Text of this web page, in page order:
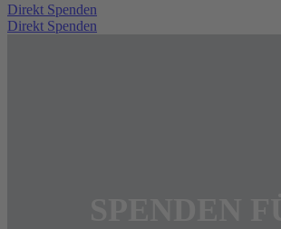
Direkt Spenden
Direkt Spenden